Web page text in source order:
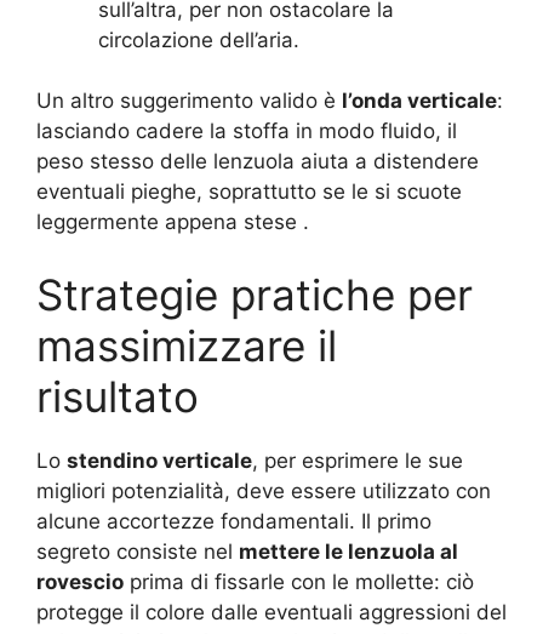
sull’altra, per non ostacolare la
circolazione dell’aria.
Un altro suggerimento valido è l’onda verticale:
lasciando cadere la stoffa in modo fluido, il
peso stesso delle lenzuola aiuta a distendere
eventuali pieghe, soprattutto se le si scuote
leggermente appena stese .
Strategie pratiche per
massimizzare il
risultato
Lo stendino verticale, per esprimere le sue
migliori potenzialità, deve essere utilizzato con
alcune accortezze fondamentali. Il primo
segreto consiste nel mettere le lenzuola al
rovescio prima di fissarle con le mollette: ciò
protegge il colore dalle eventuali aggressioni del